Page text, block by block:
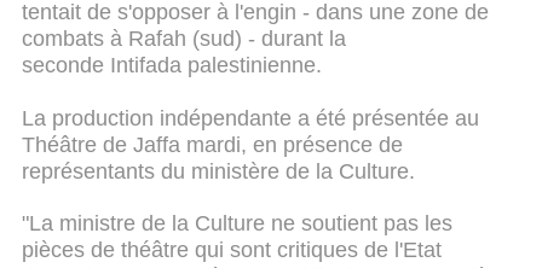
tentait de s'opposer à l'engin - dans une zone de
combats à Rafah (sud) - durant la
seconde Intifada palestinienne.
La production indépendante a été présentée au
Théâtre de Jaffa mardi, en présence de
représentants du ministère de la Culture.
"La ministre de la Culture ne soutient pas les
pièces de théâtre qui sont critiques de l'Etat